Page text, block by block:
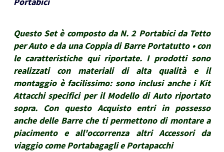
Questo Set è composto da N. 2 Portabici da Tetto
per Auto e da una Coppia di Barre Portatutto • con
le caratteristiche qui riportate. I prodotti sono
realizzati con materiali di alta qualità e il
montaggio è facilissimo: sono inclusi anche i Kit
Attacchi specifici per il Modello di Auto riportato
sopra. Con questo Acquisto entri in possesso
anche delle Barre che ti permettono di montare a
piacimento e all'occorrenza altri Accessori da
viaggio come Portabagagli e Portapacchi